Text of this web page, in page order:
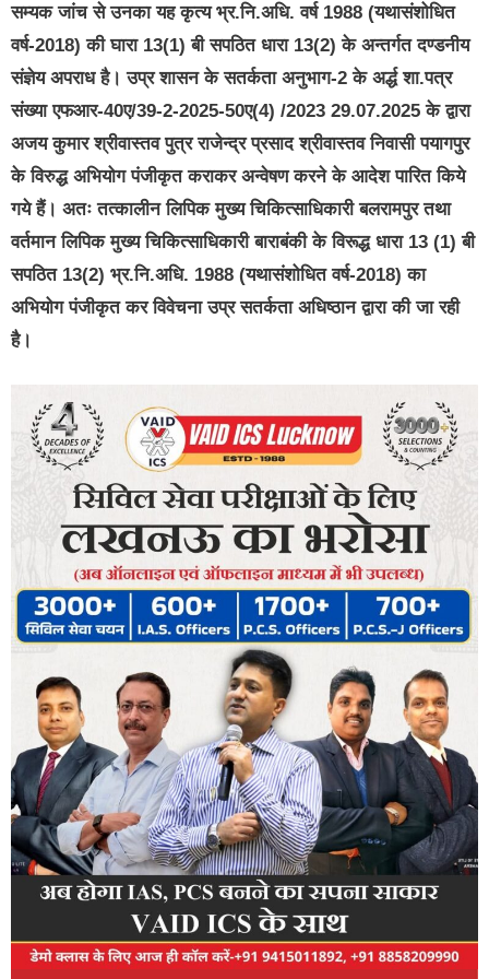
सम्यक जांच से उनका यह कृत्य भ्र.नि.अधि. वर्ष 1988 (यथासंशोधित
वर्ष-2018) की घारा 13(1) बी सपठित धारा 13(2) के अन्तर्गत दण्डनीय
संज्ञेय अपराध है। उप्र शासन के सतर्कता अनुभाग-2 के अर्द्ध शा.पत्र
संख्या एफआर-40ए/39-2-2025-50ए(4) /2023 29.07.2025 के द्वारा
अजय कुमार श्रीवास्तव पुत्र राजेन्द्र प्रसाद श्रीवास्तव निवासी पयागपुर
के विरुद्ध अभियोग पंजीकृत कराकर अन्वेषण करने के आदेश पारित किये
गये हैं। अतः तत्कालीन लिपिक मुख्य चिकित्साधिकारी बलरामपुर तथा
वर्तमान लिपिक मुख्य चिकित्साधिकारी बाराबंकी के विरूद्ध धारा 13 (1) बी
सपठित 13(2) भ्र.नि.अधि. 1988 (यथासंशोधित वर्ष-2018) का
अभियोग पंजीकृत कर विवेचना उप्र सतर्कता अधिष्ठान द्वारा की जा रही
है।